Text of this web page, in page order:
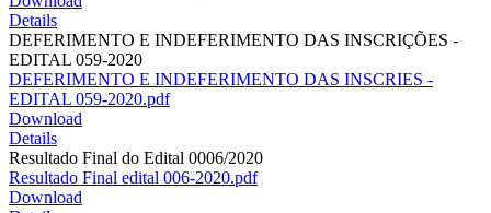
Details
DEFERIMENTO E INDEFERIMENTO DAS INSCRIÇÕES -
EDITAL 059-2020
DEFERIMENTO E INDEFERIMENTO DAS INSCRIES -
EDITAL 059-2020.pdf
Download
Details
Resultado Final do Edital 0006/2020
Resultado Final edital 006-2020.pdf
Download